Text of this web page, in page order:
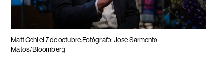
Matt Gehl el 7 de octubre.Fotógrafo: Jose Sarmento
Matos/Bloomberg